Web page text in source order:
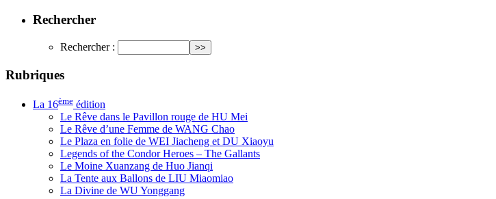
Rechercher
Rechercher :
Rubriques
La 16ème édition
Le Rêve dans le Pavillon rouge de HU Mei
Le Rêve d’une Femme de WANG Chao
Le Plaza en folie de WEI Jiacheng et DU Xiaoyu
Legends of the Condor Heroes – The Gallants
Le Moine Xuanzang de Huo Jianqi
La Tente aux Ballons de LIU Miaomiao
La Divine de WU Yonggang